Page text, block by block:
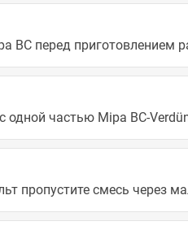
BC перед приготовлением
одной частью Mipa BC-
пропустите смесь через